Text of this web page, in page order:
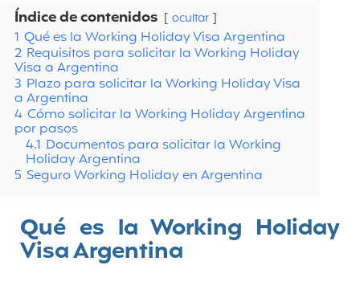
Índice de contenidos ocultar
1 Qué es la Working Holiday Visa Argentina
2 Requisitos para solicitar la Working Holiday
Visa a Argentina
3 Plazo para solicitar la Working Holiday Visa
a Argentina
4 Cómo solicitar la Working Holiday Argentina
por pasos
4.1 Documentos para solicitar la Working
Holiday Argentina
5 Seguro Working Holiday en Argentina
Qué es la Working Holiday
Visa Argentina